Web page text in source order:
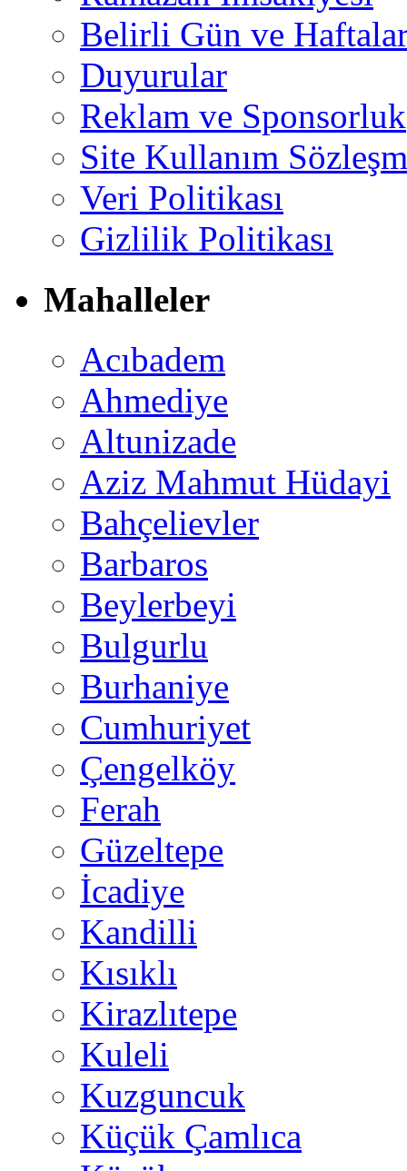
Belirli Gün ve
Duyurular
Reklam ve Sponsorluk
Site Kullanım
Veri Politikası
Gizlilik Politikası
Mahalleler
Acıbadem
Ahmediye
Altunizade
Aziz Mahmut Hüdayi
Bahçelievler
Barbaros
Beylerbeyi
Bulgurlu
Burhaniye
Cumhuriyet
Çengelköy
Ferah
Güzeltepe
İcadiye
Kandilli
Kısıklı
Kirazlıtepe
Kuleli
Kuzguncuk
Küçük Çamlıca